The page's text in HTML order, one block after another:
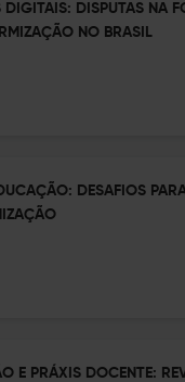
DISPUTAS NA
NO BRASIL
DESAFIOS
E PRÁXIS DOCENTE: